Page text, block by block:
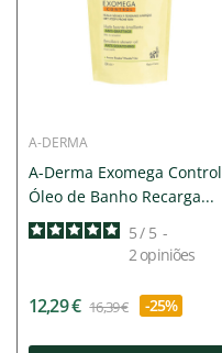
A-DERMA
A-Derma Exomega Control
Óleo de Banho Recarga...
5/ 5 -
2 opiniões
12,29 € 16,39 € -25%